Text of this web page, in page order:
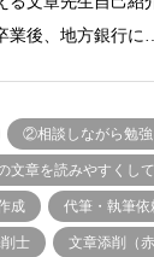
業後、地方銀行に
②相談しながら勉強
文章を読みやすくし
成 代筆・執筆依
士 文章添削（